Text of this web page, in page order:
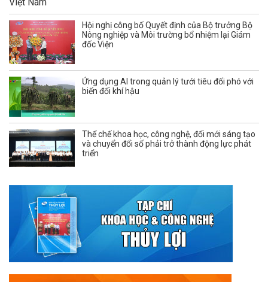
Hội nghị công bố Quyết định của Bộ trưởng Bộ
Nông nghiệp và Môi trường bổ nhiệm lại Giám
đốc Viện
Ứng dụng AI trong quản lý tưới tiêu đối phó với
biến đổi khí hậu
Thể chế khoa học, công nghệ, đổi mới sáng tạo
và chuyển đổi số phải trở thành động lực phát
triển